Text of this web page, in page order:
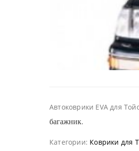
Автоковрики EVA для
багажник.
Категории: Коврики для